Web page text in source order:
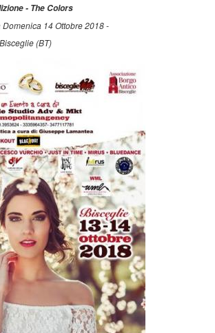
- The Colors
14 Ottobre 2018 -
Bisceglie (BT)